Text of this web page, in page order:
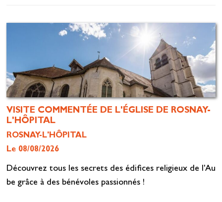
VISITE COMMENTÉE DE L'ÉGLISE DE ROSNAY-
L'HÔPITAL
ROSNAY-L'HÔPITAL
Le 08/08/2026
Découvrez tous les secrets des édifices religieux de l'Au
be grâce à des bénévoles passionnés !